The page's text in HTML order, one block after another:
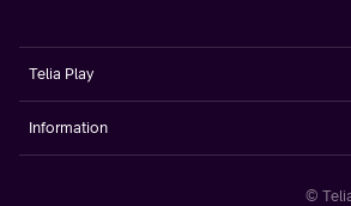
Telia Play
Information
©